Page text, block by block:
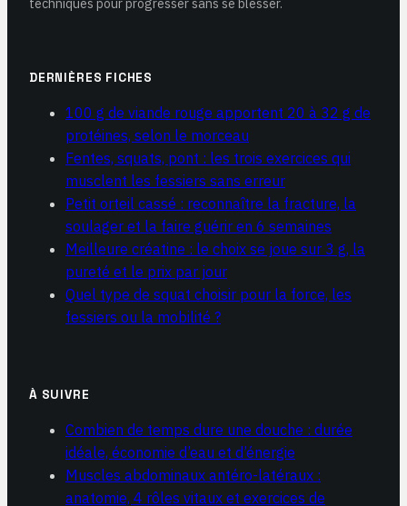
DERNIÈRES FICHES
100 g de viande rouge apportent 20 à 32 g de
protéines, selon le morceau
Fentes, squats, pont : les trois exercices qui
musclent les fessiers sans erreur
Petit orteil cassé : reconnaître la fracture, la
soulager et la faire guérir en 6 semaines
Meilleure créatine : le choix se joue sur 3 g, la
pureté et le prix par jour
Quel type de squat choisir pour la force, les
fessiers ou la mobilité ?
À SUIVRE
Combien de temps dure une douche : durée
idéale, économie d’eau et d’énergie
Muscles abdominaux antéro-latéraux :
anatomie, 4 rôles vitaux et exercices de